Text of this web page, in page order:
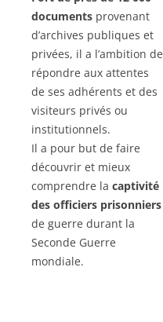
documents provenant
d’archives publiques et
privées, il a l’ambition de
répondre aux attentes
de ses adhérents et des
visiteurs privés ou
institutionnels.
Il a pour but de faire
découvrir et mieux
comprendre la captivité
des officiers prisonniers
de guerre durant la
Seconde Guerre
mondiale.